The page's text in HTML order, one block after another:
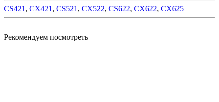
CS421 , CX421 , CS521 , CX522, CS622, CX622, CX625
Рекомендуем посмотреть